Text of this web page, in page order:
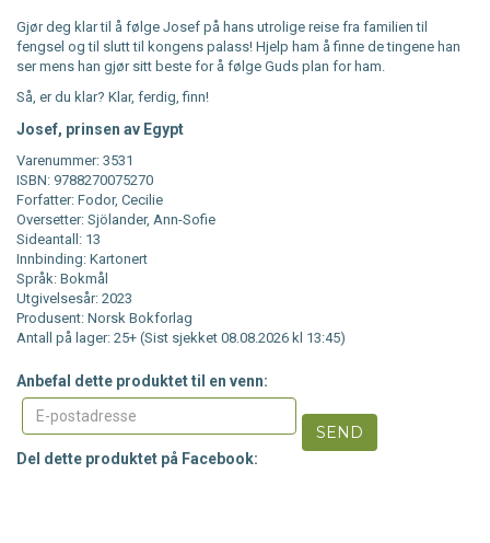
Gjør deg klar til å følge Josef på hans utrolige reise fra familien til
fengsel og til slutt til kongens palass! Hjelp ham å finne de tingene han
ser mens han gjør sitt beste for å følge Guds plan for ham.
Så, er du klar? Klar, ferdig, finn!
Josef, prinsen av Egypt
Varenummer: 3531
ISBN: 9788270075270
Forfatter: Fodor, Cecilie
Oversetter: Sjölander, Ann-Sofie
Sideantall: 13
Innbinding: Kartonert
Språk: Bokmål
Utgivelsesår: 2023
Produsent: Norsk Bokforlag
Antall på lager: 25+ (Sist sjekket 08.08.2026 kl 13:45)
Anbefal dette produktet til en venn:
SEND
Del dette produktet på Facebook: